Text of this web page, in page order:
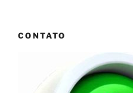
CONTATO